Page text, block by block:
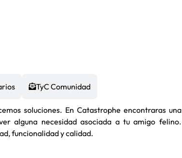
TyC Comunidad
soluciones. En Catastrophe encontraras una
alguna necesidad asociada a tu amigo felino.
funcionalidad y calidad.